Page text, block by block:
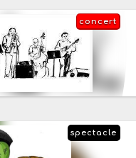
concert
spectacle